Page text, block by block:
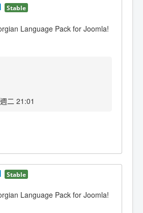
Stable
Language Pack for Joomla!
二 21:01
Stable
Language Pack for Joomla!